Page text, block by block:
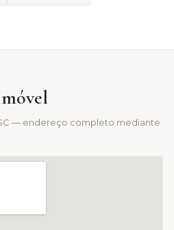
SC — endereço completo mediante